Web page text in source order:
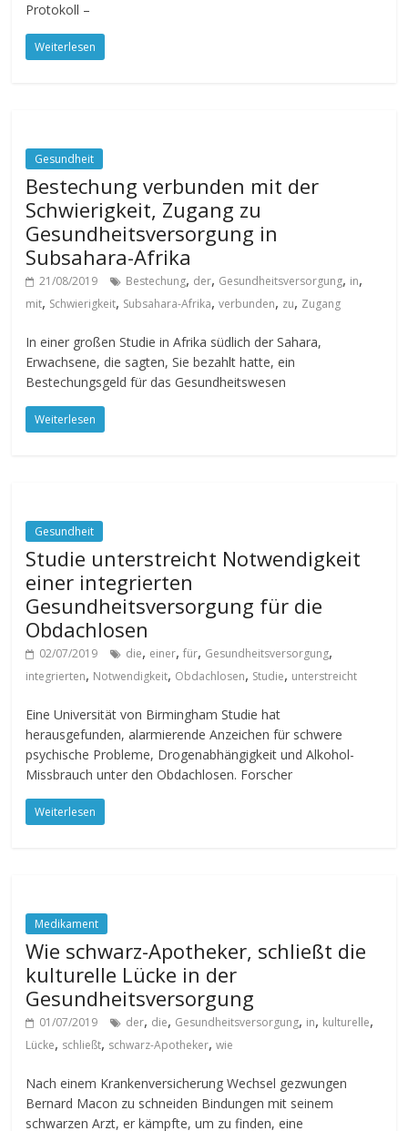
Protokoll –
Weiterlesen
Gesundheit
Bestechung verbunden mit der
Schwierigkeit, Zugang zu
Gesundheitsversorgung in
Subsahara-Afrika
21/08/2019 Bestechung, der, Gesundheitsversorgung, in,
mit, Schwierigkeit, Subsahara-Afrika,verbunden, zu, Zugang
In einer großen Studie in Afrika südlich der Sahara,
Erwachsene, die sagten, Sie bezahlt hatte, ein
Bestechungsgeld für das Gesundheitswesen
Weiterlesen
Gesundheit
Studie unterstreicht Notwendigkeit
einer integrierten
Gesundheitsversorgung für die
Obdachlosen
02/07/2019 die, einer,für, Gesundheitsversorgung,
integrierten, Notwendigkeit, Obdachlosen, Studie, unterstreicht
Eine Universität von Birmingham Studie hat
herausgefunden, alarmierende Anzeichen für schwere
psychische Probleme, Drogenabhängigkeit und Alkohol-
Missbrauch unter den Obdachlosen. Forscher
Weiterlesen
Medikament
Wie schwarz-Apotheker, schließt die
kulturelle Lücke in der
Gesundheitsversorgung
01/07/2019 der, die, Gesundheitsversorgung, in, kulturelle,
Lücke, schließt, schwarz-Apotheker,wie
Nach einem Krankenversicherung Wechsel gezwungen
Bernard Macon zu schneiden Bindungen mit seinem
schwarzen Arzt, er kämpfte, um zu finden, eine